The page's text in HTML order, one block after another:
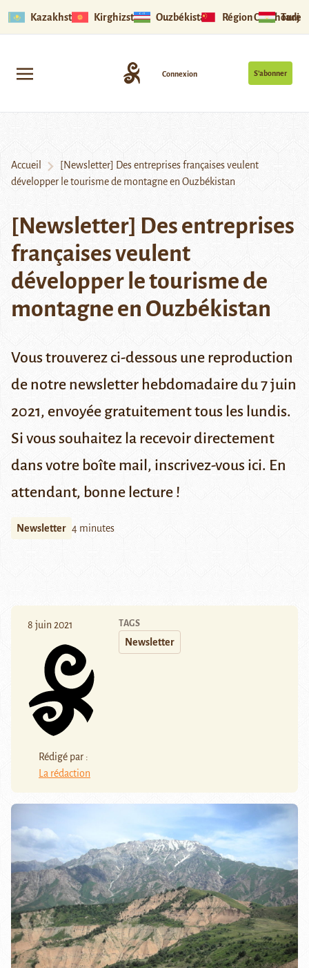
Kazakhstan Kirghizstan Ouzbékistan Région Ouïghoure
S’abonner
Connexion
Accueil
[Newsletter] Des entreprises françaises veulent
développer le tourisme de montagne en Ouzbékistan
[Newsletter] Des entreprises
françaises veulent
développer le tourisme de
montagne en Ouzbékistan
Vous trouverez ci-dessous une reproduction
de notre newsletter hebdomadaire du 7 juin
2021, envoyée gratuitement tous les lundis.
Si vous souhaitez la recevoir directement
dans votre boîte mail, inscrivez-vous ici. En
attendant, bonne lecture !
Newsletter 4 minutes
8 juin 2021
Rédigé par :
La rédaction
TAGS
Newsletter